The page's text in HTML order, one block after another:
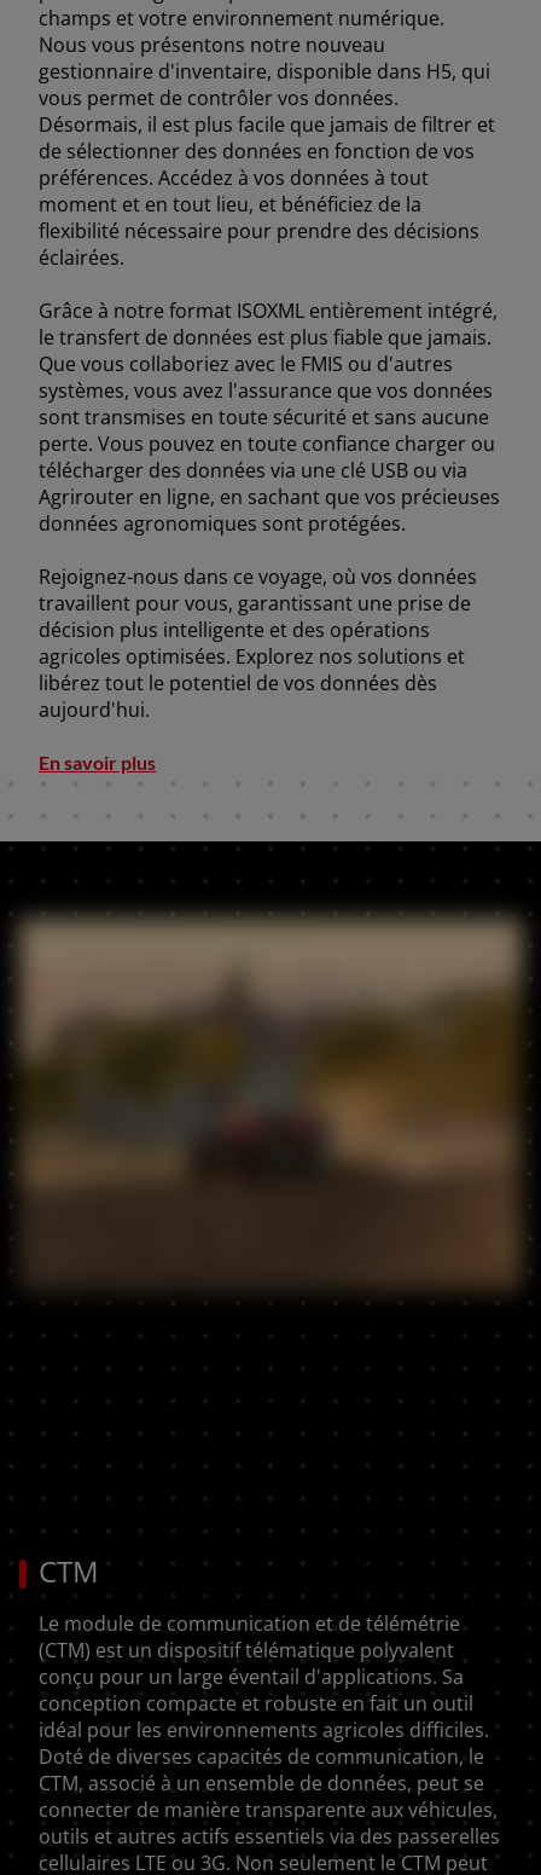
EAST AND
East and Pacific (English)
Europe (Deutsch)
(Deutsch)
(Español)
(Français)
(Italiano)
(Deutsch)
East Europe (English)
(Français)
& Republic of Ireland (English)
Demandez un devis Inscription Newsletter
Recherche de concessionnaires
champs et votre environnement numérique.
Nous vous présentons notre nouveau
gestionnaire d'inventaire, disponible dans H5, qui
vous permet de contrôler vos données.
Désormais, il est plus facile que jamais de filtrer et
de sélectionner des données en fonction de vos
préférences. Accédez à vos données à tout
moment et en tout lieu, et bénéficiez de la
flexibilité nécessaire pour prendre des décisions
éclairées.
Grâce à notre format ISOXML entièrement intégré,
le transfert de données est plus fiable que jamais.
Que vous collaboriez avec le FMIS ou d'autres
systèmes, vous avez l'assurance que vos données
sont transmises en toute sécurité et sans aucune
perte. Vous pouvez en toute confiance charger ou
télécharger des données via une clé USB ou via
Agrirouter en ligne, en sachant que vos précieuses
données agronomiques sont protégées.
Rejoignez-nous dans ce voyage, où vos données
travaillent pour vous, garantissant une prise de
décision plus intelligente et des opérations
agricoles optimisées. Explorez nos solutions et
libérez tout le potentiel de vos données dès
aujourd'hui.
En savoir plus
CTM
Le module de communication et de télémétrie
(CTM) est un dispositif télématique polyvalent
conçu pour un large éventail d'applications. Sa
conception compacte et robuste en fait un outil
idéal pour les environnements agricoles difficiles.
Doté de diverses capacités de communication, le
CTM, associé à un ensemble de données, peut se
connecter de manière transparente aux véhicules,
outils et autres actifs essentiels via des passerelles
cellulaires LTE ou 3G. Non seulement le CTM peut